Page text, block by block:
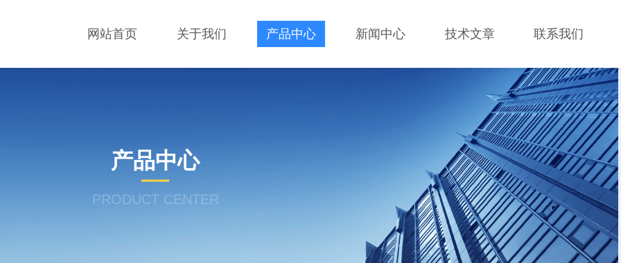
网站首页 关于我们 产品中心 新闻中心 技术文章 联系我们
产品中心
PRODUCT CENTER